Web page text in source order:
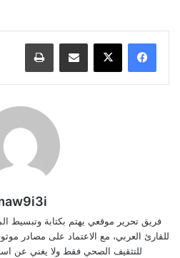
مشاركة عبر البريد طباعة
فريق تحرير موقعي يهتم بكتابة وتبسيط
للقارئ العربي، مع الاعتماد على مصادر
للتثقيف الصحي فقط ولا يغني عن